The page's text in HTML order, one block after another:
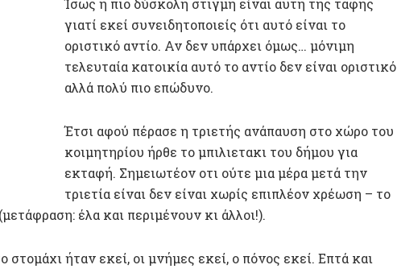
Ίσως η πιο δύσκολη στιγμή είναι αυτή της ταφής
γιατί εκεί συνειδητοποιείς ότι αυτό είναι το
οριστικό αντίο. Αν δεν υπάρχει όμως… μόνιμη
τελευταία κατοικία αυτό το αντίο δεν είναι οριστικό
αλλά πολύ πιο επώδυνο.
Έτσι αφού πέρασε η τριετής ανάπαυση στο χώρο του
κοιμητηρίου ήρθε το μπιλιετακι του δήμου για
εκταφή. Σημειωτέον οτι ούτε μια μέρα μετά την
τριετία είναι δεν είναι χωρίς επιπλέον χρέωση – το
έλα και περιμένουν κι άλλοι!).
ήταν εκεί, οι μνήμες εκεί, ο πόνος εκεί. Επτά και